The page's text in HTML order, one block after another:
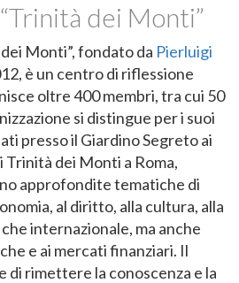
dei Monti”
Monti”, fondato da Pierluigi
è un centro di riflessione
oltre 400 membri, tra cui 50
si distingue per i suoi
presso il Giardino Segreto ai
Trinità dei Monti a Roma,
approfondite tematiche di
al diritto, alla cultura, alla
internazionale, ma anche
e ai mercati finanziari. Il
di rimettere la conoscenza e la